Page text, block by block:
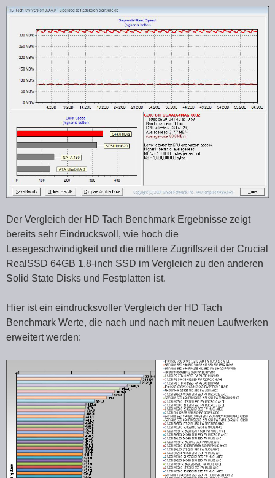
Der Vergleich der HD Tach Benchmark Ergebnisse zeigt
bereits sehr Eindrucksvoll, wie hoch die
Lesegeschwindigkeit und die mittlere Zugriffszeit der Crucial
RealSSD 64GB 1,8-inch SSD im Vergleich zu den anderen
Solid State Disks und Festplatten ist.
Hier ist ein eindrucksvoller Vergleich der HD Tach
Benchmark Werte, die nach und nach mit neuen Laufwerken
erweitert werden: